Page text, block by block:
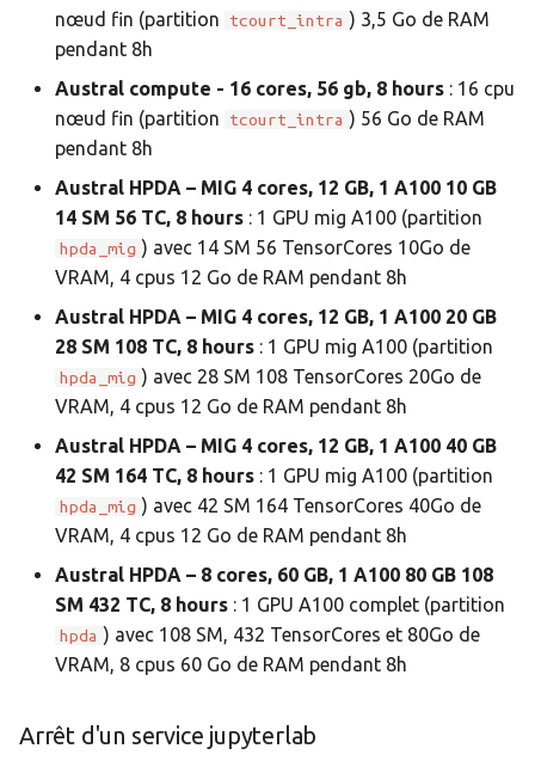
nœud fin (partition
tcourt_intra ) 3,5 Go de RAM
pendant 8h
Austral compute - 16 cores, 56 gb, 8 hours : 16 cpu
nœud fin (partition
tcourt_intra ) 56 Go de RAM
pendant 8h
Austral HPDA – MIG 4 cores, 12 GB, 1 A100 10 GB
14 SM 56 TC, 8 hours : 1 GPU mig A100 (partition
hpda_mig ) avec 14 SM 56 TensorCores 10Go de
VRAM, 4 cpus 12 Go de RAM pendant 8h
Austral HPDA – MIG 4 cores, 12 GB, 1 A100 20 GB
28 SM 108 TC, 8 hours : 1 GPU mig A100 (partition
hpda_mig ) avec 28 SM 108 TensorCores 20Go de
VRAM, 4 cpus 12 Go de RAM pendant 8h
Austral HPDA – MIG 4 cores, 12 GB, 1 A100 40 GB
42 SM 164 TC, 8 hours : 1 GPU mig A100 (partition
hpda_mig ) avec 42 SM 164 TensorCores 40Go de
VRAM, 4 cpus 12 Go de RAM pendant 8h
Austral HPDA – 8 cores, 60 GB, 1 A100 80 GB 108
SM 432 TC, 8 hours : 1 GPU A100 complet (partition
hpda ) avec 108 SM, 432 TensorCores et 80Go de
VRAM, 8 cpus 60 Go de RAM pendant 8h
Arrêt d'un service jupyterlab